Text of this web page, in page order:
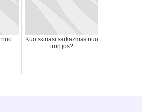
nuo
Kuo skiriasi sarkazmas nuo
ironijos?